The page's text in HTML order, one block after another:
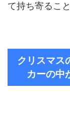
て持ち寄るこ
クリスマス
カーの中